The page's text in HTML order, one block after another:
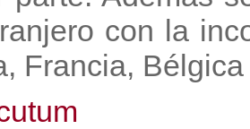
con la
Francia,